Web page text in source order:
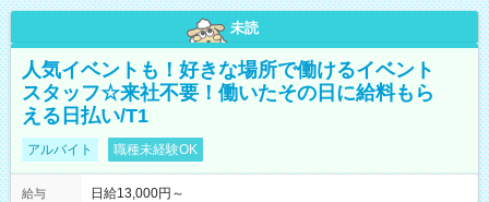
未読
人気イベントも！好きな場所で働けるイベント
スタッフ☆来社不要！働いたその日に給料もら
える日払い/T1
アルバイト 職種未経験OK
給与
日給13,000円～